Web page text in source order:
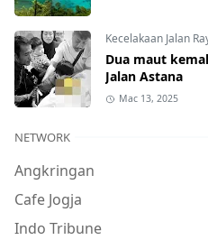
Kecelakaan Jalan
Dua maut
Jalan Astana
Mac 13, 2025
NETWORK
Angkringan
Cafe Jogja
Indo Tribune